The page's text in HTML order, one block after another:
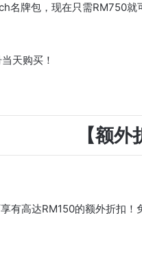
名牌包，现在只需RM750
天购买！
【额外
有高达RM150的额外折扣